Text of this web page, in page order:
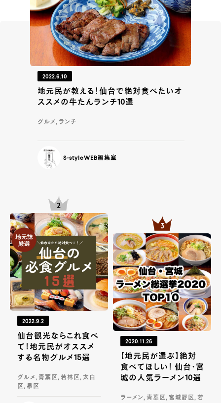
2022.6.10
地元民が教える！仙台で絶対食べたいオ
ススメの牛たんランチ10選
グルメ, ランチ
S-styleWEB編集室
2022.9.2
仙台観光ならこれ食べ
て！地元民がオススメ
する名物グルメ15選
グルメ, 青葉区, 若林区, 太白
区, 泉区
2020.11.26
【地元民が選ぶ】絶対
食べてほしい！ 仙台・宮
城の人気ラーメン10選
ラーメン, 青葉区, 宮城野区, 若